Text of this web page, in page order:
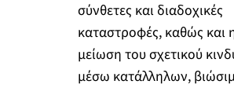
σύνθετες και διαδοχικές
καταστροφές, καθώς και
μείωση του σχετικού
μέσω κατάλληλων,